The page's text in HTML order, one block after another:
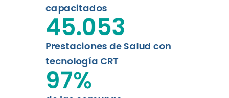
capacitados
Prestaciones de Salud con
tecnología CRT
45.053
97%